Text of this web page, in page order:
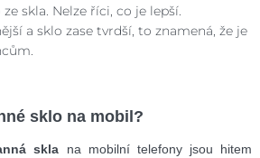
skla. Nelze říci, co je lepší.
a sklo zase tvrdší, to znamená, že je
sklo na mobil?
skla na mobilní telefony jsou hitem